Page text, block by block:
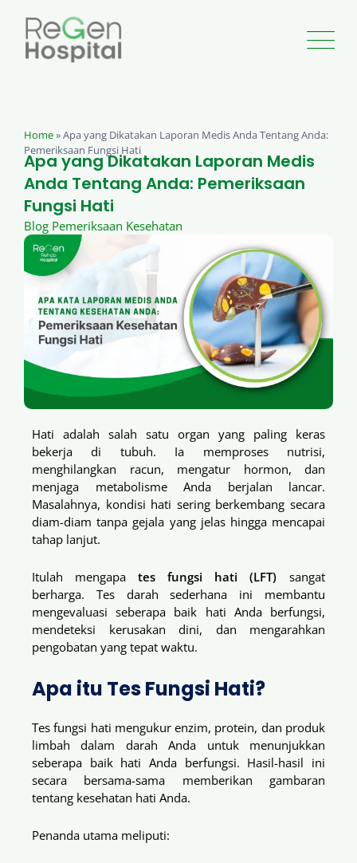
Home»Apa yang Dikatakan Laporan Medis Anda Tentang Anda:
Pemeriksaan Fungsi Hati
Apa yang Dikatakan Laporan Medis
Anda Tentang Anda: Pemeriksaan
Fungsi Hati
Blog Pemeriksaan Kesehatan
Hati adalah salah satu organ yang paling keras
bekerja di tubuh. Ia memproses nutrisi,
menghilangkan racun, mengatur hormon, dan
menjaga metabolisme Anda berjalan lancar.
Masalahnya, kondisi hati sering berkembang secara
diam-diam tanpa gejala yang jelas hingga mencapai
tahap lanjut.
Itulah mengapa tes fungsi hati (LFT) sangat
berharga. Tes darah sederhana ini membantu
mengevaluasi seberapa baik hati Anda berfungsi,
mendeteksi kerusakan dini, dan mengarahkan
pengobatan yang tepat waktu.
Apa itu Tes Fungsi Hati?
Tes fungsi hati mengukur enzim, protein, dan produk
limbah dalam darah Anda untuk menunjukkan
seberapa baik hati Anda berfungsi. Hasil-hasil ini
secara bersama-sama memberikan gambaran
tentang kesehatan hati Anda.
Penanda utama meliputi: